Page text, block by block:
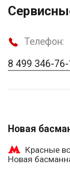
Телефон:
8 499 346-
Новая
Красные
Новая